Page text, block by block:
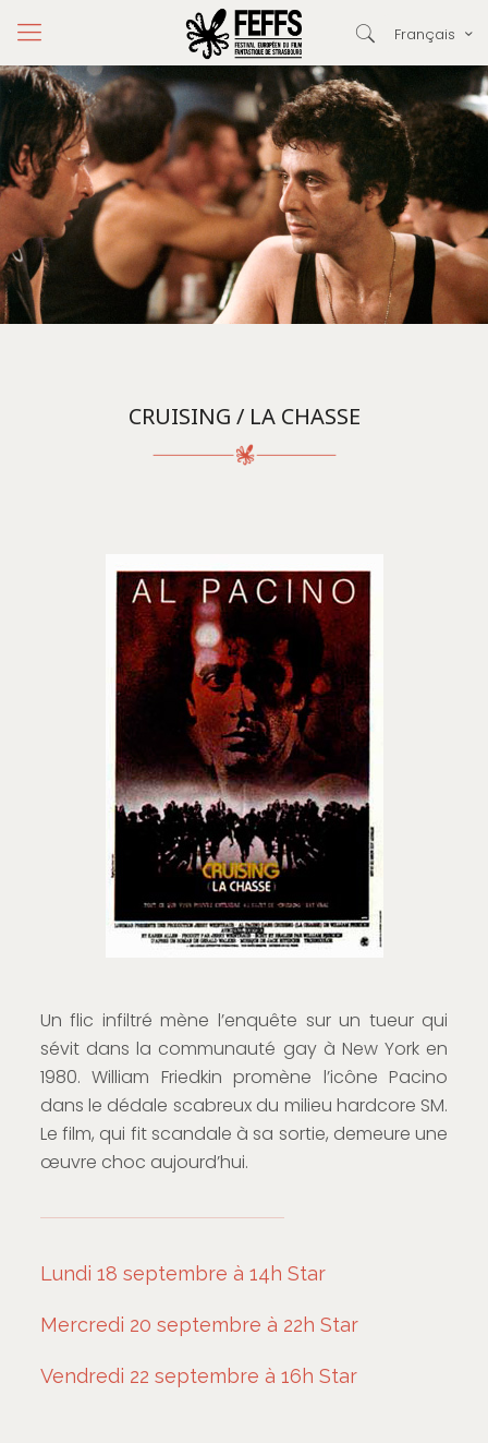
Français
CRUISING / LA CHASSE
Un flic infiltré mène l’enquête sur un tueur qui
sévit dans la communauté gay à New York en
1980. William Friedkin promène l’icône Pacino
dans le dédale scabreux du milieu hardcore SM.
Le film, qui fit scandale à sa sortie, demeure une
œuvre choc aujourd’hui.
Lundi 18 septembre à 14h Star
Mercredi 20 septembre à 22h Star
Vendredi 22 septembre à 16h Star